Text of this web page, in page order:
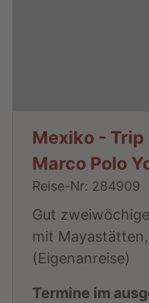
Mexiko -
Marco Polo
Reise-Nr: 284909
Gut
mit
(Eigenanreise)
Termine im